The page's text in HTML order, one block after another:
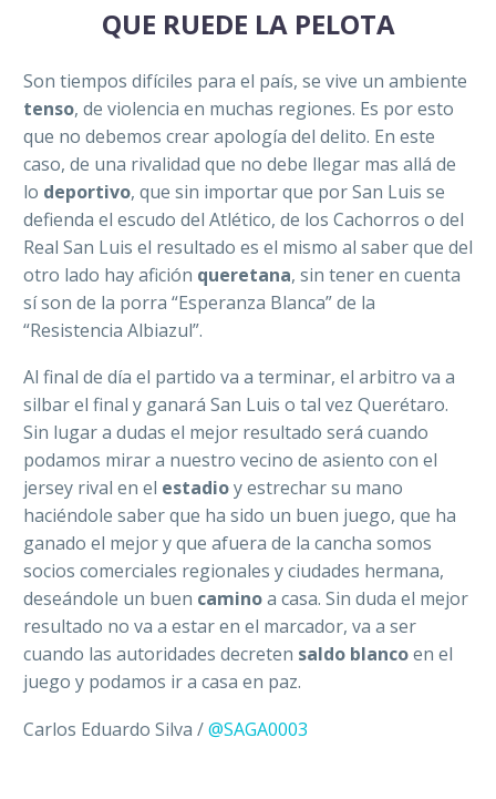
QUE RUEDE LA PELOTA
Son tiempos difíciles para el país, se vive un ambiente
tenso, de violencia en muchas regiones. Es por esto
que no debemos crear apología del delito. En este
caso, de una rivalidad que no debe llegar mas allá de
lo deportivo, que sin importar que por San Luis se
defienda el escudo del Atlético, de los Cachorros o del
Real San Luis el resultado es el mismo al saber que del
otro lado hay afición queretana, sin tener en cuenta
sí son de la porra “Esperanza Blanca” de la
“Resistencia Albiazul”.
Al final de día el partido va a terminar, el arbitro va a
silbar el final y ganará San Luis o tal vez Querétaro.
Sin lugar a dudas el mejor resultado será cuando
podamos mirar a nuestro vecino de asiento con el
jersey rival en el estadioy estrechar su mano
haciéndole saber que ha sido un buen juego, que ha
ganado el mejor y que afuera de la cancha somos
socios comerciales regionales y ciudades hermana,
deseándole un buen caminoa casa. Sin duda el mejor
resultado no va a estar en el marcador, va a ser
cuando las autoridades decreten saldo blancoen el
juego y podamos ir a casa en paz.
Carlos Eduardo Silva /@SAGA0003